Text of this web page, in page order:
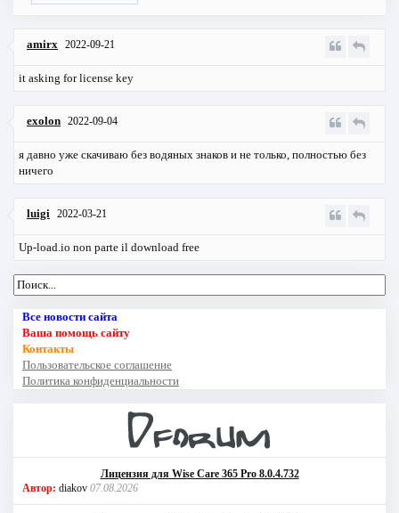
amirx 2022-09-21
it asking for license key
exolon 2022-09-04
я давно уже скачиваю без водяных знаков и не только, полностью без
ничего
luigi 2022-03-21
Up-load.io non parte il download free
Все новости сайта
Ваша помощь сайту
Контакты
Пользовательское соглашение
Политика конфиденциальности
Лицензия для Wise Care 365 Pro 8.0.4.732
Автор: diakov 07.08.2026